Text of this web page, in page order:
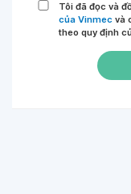
Tôi đã đọc và
của Vinmec và
theo quy định